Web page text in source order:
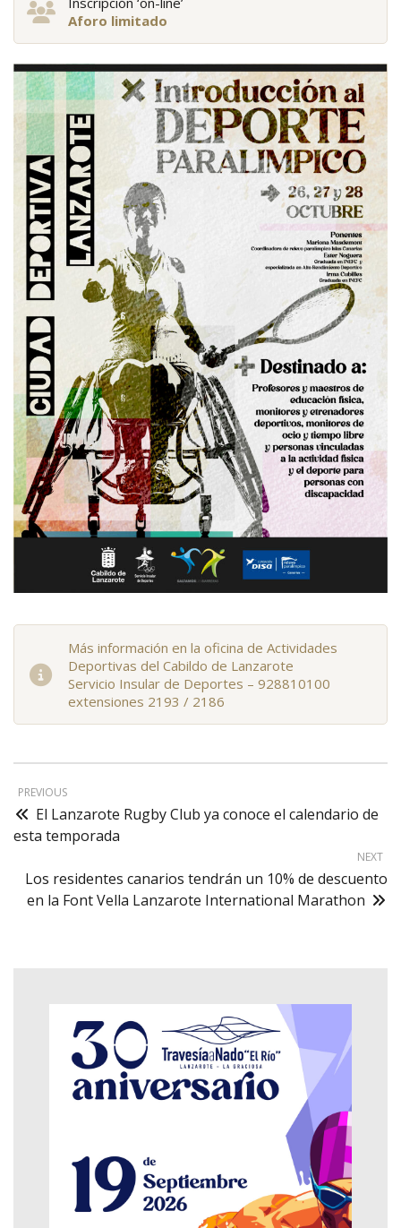
Aforo limitado
Más información en la oficina de Actividades
Deportivas del Cabildo de Lanzarote
Servicio Insular de Deportes – 928810100
extensiones 2193 / 2186
PREVIOUS
El Lanzarote Rugby Club ya conoce el calendario de
esta temporada
NEXT
Los residentes canarios tendrán un 10% de descuento
en la Font Vella Lanzarote International Marathon